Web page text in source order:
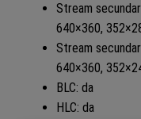
Stream
640×360,
Stream
640×360,
BLC: da
HLC: da